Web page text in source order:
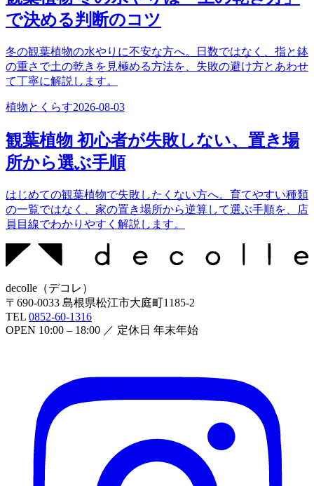
で決める判断のコツ
冬の観葉植物の水やりに不安な方へ。日数ではなく、指と鉢
の重さで土の乾きを見極める方法を、失敗の避け方とあわせ
て丁寧に解説します。
植物とくらす2026-08-03
観葉植物 初心者が失敗しない、置き場
所から選ぶ手順
はじめての観葉植物で失敗したくない方へ。育てやすい種類
の一覧ではなく、家の置き場所から逆算して選ぶ手順を、店
員目線でわかりやすく解説します。
decolle （デコレ ）
〒 690-0033 島根県松江市大庭町1185-2
TEL 0852-60-1316
OPEN 10:00 – 18:00 ／ 定休日 年末年始